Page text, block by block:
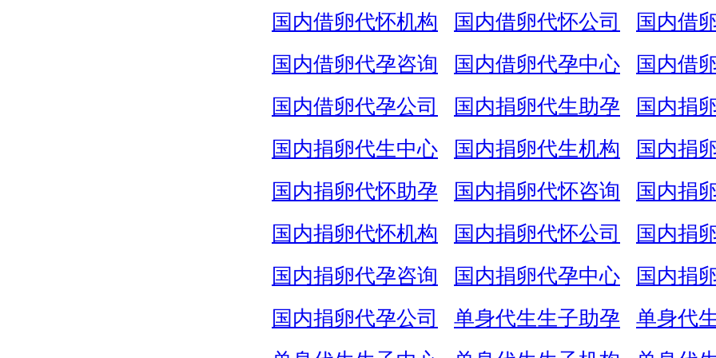
国内借卵代怀机构 国内借卵代怀公司
国内借
国内借卵代孕咨询
国内借卵代孕中心
国内借
国内借卵代孕公司
国内捐卵代生助孕
国内捐
国内捐卵代生中心
国内捐卵代生机构
国内捐
国内捐卵代怀助孕
国内捐卵代怀咨询
国内捐
国内捐卵代怀机构
国内捐卵代怀公司
国内捐
国内捐卵代孕咨询
国内捐卵代孕中心
国内捐
国内捐卵代孕公司
单身代生生子助孕
单身代